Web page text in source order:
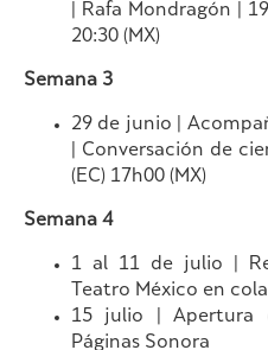
| Rafa Mondragón |
20:30 (MX)
Semana 3
29 de junio |
| Conversación de
(EC) 17h00 (MX)
Semana 4
1 al 11 de julio |
Teatro México en
15 julio | Apertura
Páginas Sonora